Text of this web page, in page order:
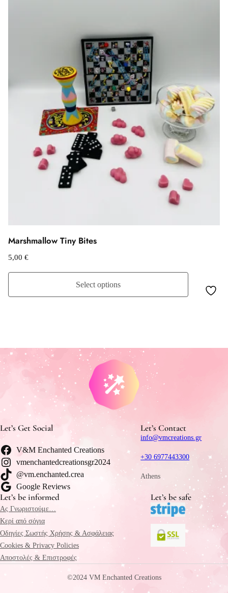
Marshmallow Tiny Bites
5,00 €
Select options
Let’s Get Social
V&M Enchanted Creations
vmenchantedcreationsgr2024
@vm.enchanted.crea
Google Reviews
Let’s Contact
info@vmcreations.gr
+30 6977443300
Athens
Let’s be informed
Ας Γνωριστούμε…
Κερί από σόγια
Οδηγίες Σωστής Χρήσης & Ασφάλειας
Cookies & Privacy Policies
Αποστολές & Επιστροφές
Let’s be safe
©2024 VM Enchanted Creations